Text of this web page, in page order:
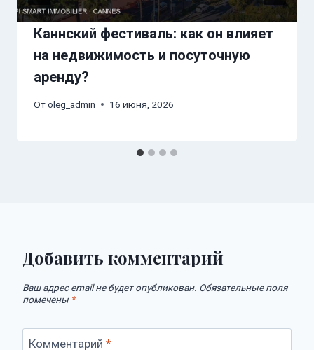
Каннский фестиваль: как он влияет
на недвижимость и посуточную
аренду?
Отoleg_admin 16 июня, 2026
Добавить комментарий
Ваш адрес email не будет опубликован. Обязательные поля
помечены *
Комментарий *